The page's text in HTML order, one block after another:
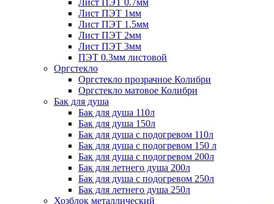
Лист ПЭТ 1мм
Лист ПЭТ 1.5мм
Лист ПЭТ 2мм
Лист ПЭТ 3мм
ПЭТ 0.3мм листовой
Оргстекло
Оргстекло прозрачное Колибри
Оргстекло матовое Колибри
Бак для душа
Бак для душа 110л
Бак для душа 150л
Бак для душа с подогревом 110л
Бак для душа с подогревом 150 л
Бак для душа с подогревом 200л
Бак для летнего душа 200л
Бак для душа с подогревом 250л
Бак для летнего душа 250л
Хозблок металлический